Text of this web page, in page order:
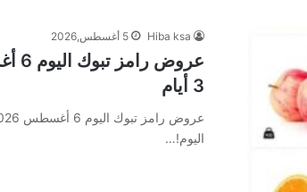
Hiba ksa 5 أغسطس,2026
3 أيام
اليوم!…